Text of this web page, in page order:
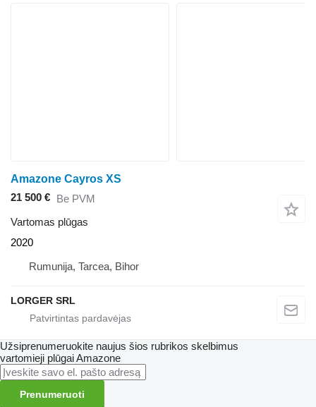
Amazone Cayros XS
21 500 € Be PVM
Vartomas plūgas
2020
Rumunija, Tarcea, Bihor
LORGER SRL
Užsiprenumeruokite naujus šios rubrikos skelbimus
vartomieji plūgaiAmazone
Prenumeruoti